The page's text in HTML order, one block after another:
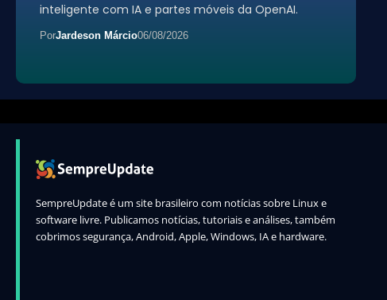
inteligente com IA e partes móveis da OpenAI.
PorJardeson Márcio06/08/2026
SempreUpdate é um site brasileiro com notícias sobre Linux e
software livre. Publicamos notícias, tutoriais e análises, também
cobrimos segurança, Android, Apple, Windows, IA e hardware.